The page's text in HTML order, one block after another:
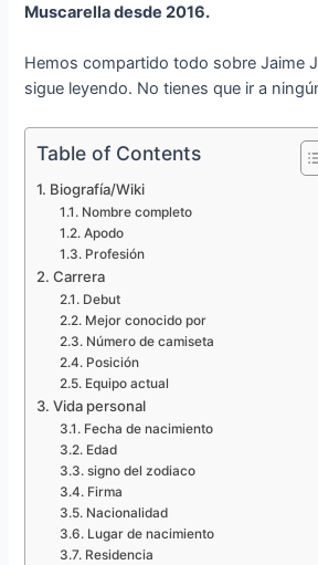
Muscarella desde 2016.
Hemos compartido todo sobre Jaime
sigue leyendo. No tienes que ir a
Table of Contents
Biografía/Wiki
Nombre completo
Apodo
Profesión
Carrera
Debut
Mejor conocido por
Número de camiseta
Posición
Equipo actual
Vida personal
Fecha de nacimiento
Edad
signo del zodiaco
Firma
Nacionalidad
Lugar de nacimiento
Residencia